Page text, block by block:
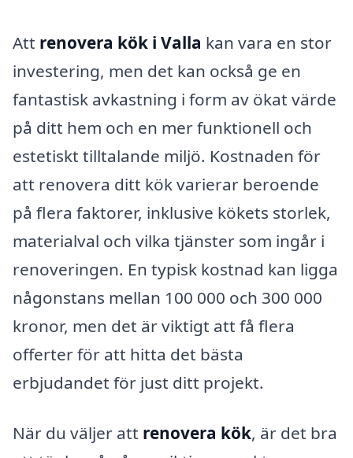
Att renovera kök i Valla kan vara en stor
investering, men det kan också ge en
fantastisk avkastning i form av ökat värde
på ditt hem och en mer funktionell och
estetiskt tilltalande miljö. Kostnaden för
att renovera ditt kök varierar beroende
på flera faktorer, inklusive kökets storlek,
materialval och vilka tjänster som ingår i
renoveringen. En typisk kostnad kan ligga
någonstans mellan 100 000 och 300 000
kronor, men det är viktigt att få flera
offerter för att hitta det bästa
erbjudandet för just ditt projekt.
När du väljer att renovera kök, är det bra